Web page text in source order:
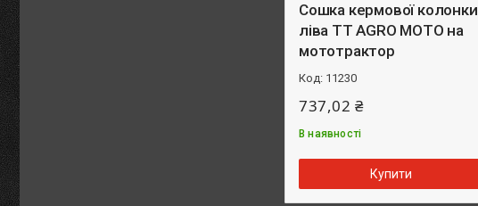
Сошка кермової колонки
ліва TT AGRO MOTO на
мототрактор
11230
737,02 ₴
В наявності
Купити